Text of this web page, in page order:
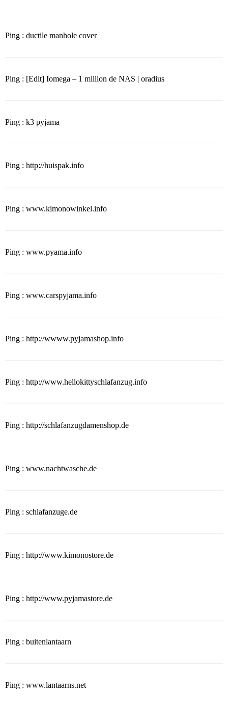
Ping : ductile manhole cover
Ping : [Edit] Iomega – 1 million de NAS | oradius
Ping : k3 pyjama
Ping : http://huispak.info
Ping : www.kimonowinkel.info
Ping : www.pyama.info
Ping : www.carspyjama.info
Ping : http://wwww.pyjamashop.info
Ping : http://www.hellokittyschlafanzug.info
Ping : http://schlafanzugdamenshop.de
Ping : www.nachtwasche.de
Ping : schlafanzuge.de
Ping : http://www.kimonostore.de
Ping : http://www.pyjamastore.de
Ping : buitenlantaarn
Ping : www.lantaarns.net